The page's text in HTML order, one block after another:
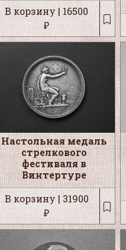
В корзину | 16500
₽
Настольная медаль
стрелкового
фестиваля в
Винтертуре
В корзину | 31900
₽